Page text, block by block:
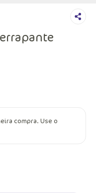
compra. Use o